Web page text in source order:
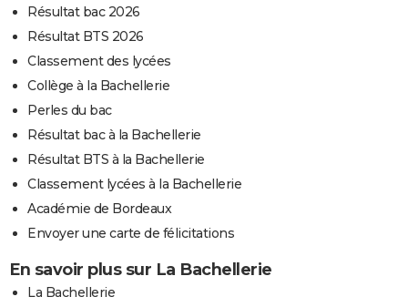
Résultat bac 2026
Résultat BTS 2026
Classement des lycées
Collège à la Bachellerie
Perles du bac
Résultat bac à la Bachellerie
Résultat BTS à la Bachellerie
Classement lycées à la Bachellerie
Académie de Bordeaux
Envoyer une carte de félicitations
En savoir plus sur La Bachellerie
La Bachellerie